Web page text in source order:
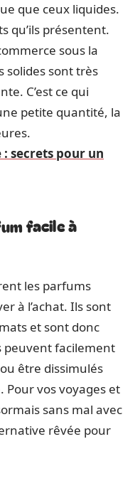
que ceux liquides.
qu’ils présentent.
sous la
solides sont très
C’est ce qui
petite quantité, la
: secrets pour un
facile à
les parfums
à l’achat. Ils sont
et sont donc
peuvent facilement
être dissimulés
Pour vos voyages et
sans mal avec
rêvée pour